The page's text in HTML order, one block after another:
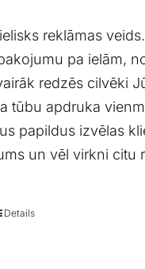
reklāmas
pa ielām,
redzēs cilvēki
tūbu apdruka
papildus izvēlas
un vēl virkni citu
Details